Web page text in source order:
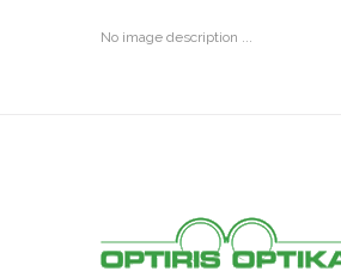
No image description ...